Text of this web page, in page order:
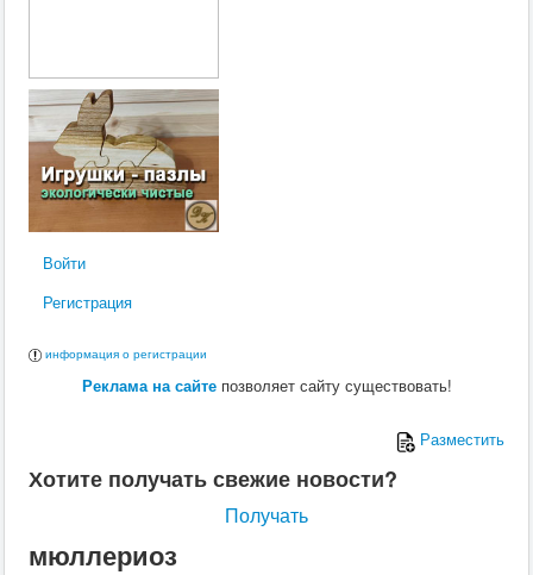
Войти
Регистрация
информация о регистрации
Реклама на сайтепозволяет сайту существовать!
Разместить
Хотите получать свежие новости?
Получать
мюллериоз